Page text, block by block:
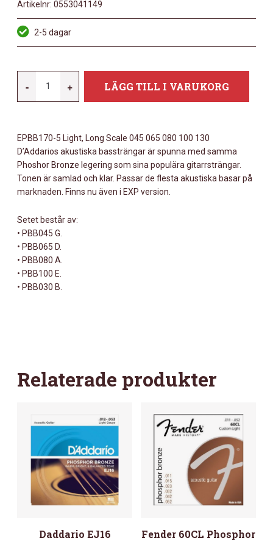
Artikelnr: 0553041149
2-5 dagar
-
EPBB170-
+ LÄGG TILL I VARUKORG
EPBB170-5 Light, Long Scale 045 065 080 100 130
D’Addarios akustiska bassträngar är spunna med samma
Phoshor Bronze legering som sina populära gitarrsträngar.
Tonen är samlad och klar. Passar de flesta akustiska basar på
marknaden. Finns nu även i EXP version.
Setet består av:
• PBB045 G.
• PBB065 D.
• PBB080 A.
• PBB100 E.
• PBB030 B.
Relaterade produkter
Daddario EJ16
Fender 60CL Phosphor